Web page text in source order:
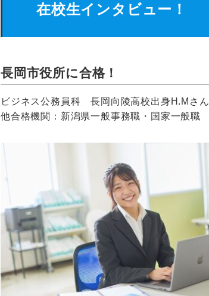
在校生インタビュー！
長岡市役所に合格！
ビジネス公務員科 長岡向陵高校出身H.Mさん
他合格機関：新潟県一般事務職・国家一般職